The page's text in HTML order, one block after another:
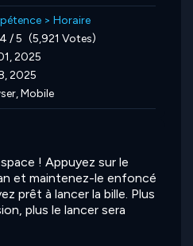
> Horaire
/ 5 (5,921 Votes)
2025
2025
Mobile
! Appuyez sur le
et maintenez-le enfoncé
prêt à lancer la bille. Plus
plus le lancer sera